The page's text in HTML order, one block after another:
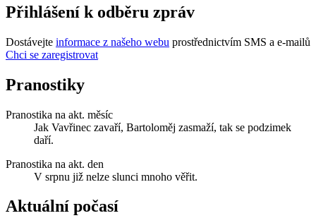
Přihlášení k odběru zpráv
Dostávejte informace z našeho webu prostřednictvím SMS a e-mailů
Chci se zaregistrovat
Pranostiky
Pranostika na akt. měsíc
Jak Vavřinec zavaří, Bartoloměj zasmaží, tak se podzimek
daří.
Pranostika na akt. den
V srpnu již nelze slunci mnoho věřit.
Aktuální počasí